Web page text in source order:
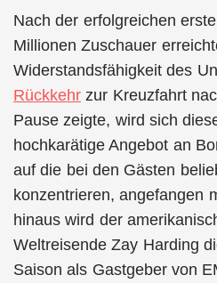
Nach der erfolgreichen
Millionen Zuschauer
Widerstandsfähigkeit des
Rückkehr zur Kreuzfahrt
Pause zeigte, wird sich
hochkarätige Angebot an
auf die bei den Gästen
konzentrieren, angefangen
hinaus wird der
Weltreisende Zay Harding
Saison als Gastgeber von